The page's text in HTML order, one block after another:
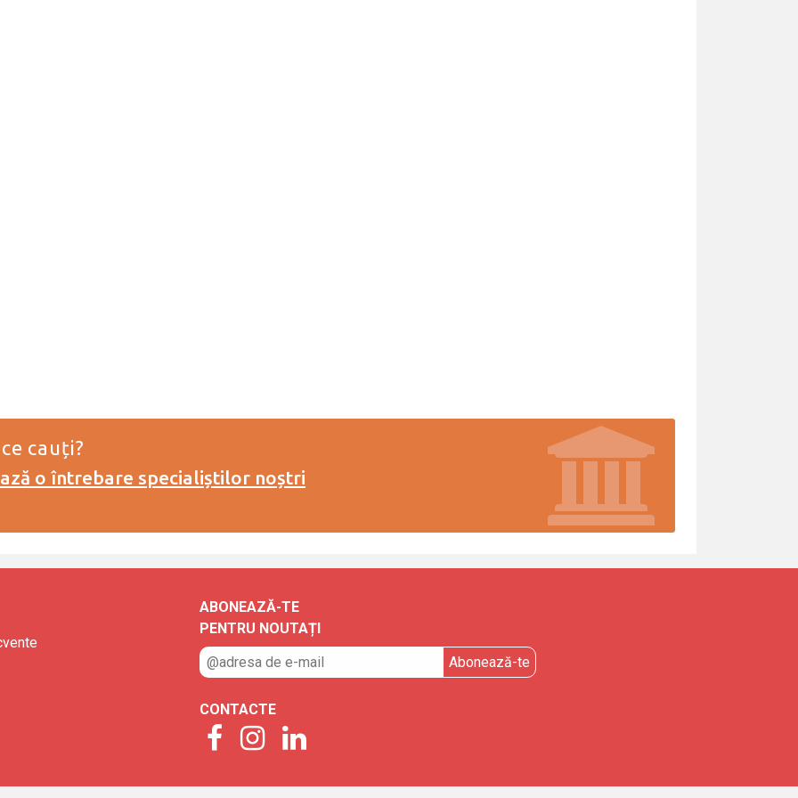
cauți?
o întrebare specialiștilor noștri
ABONEAZĂ-TE
PENTRU NOUTAȚI
CONTACTE